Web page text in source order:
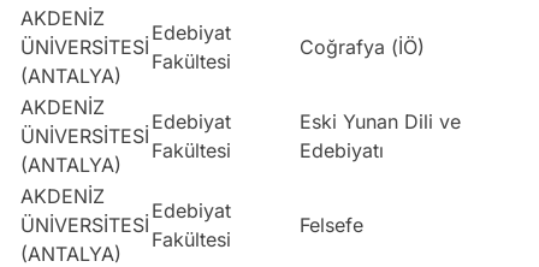
AKDENİZ
ÜNİVERSİTESİ
(ANTALYA)
Edebiyat
Fakültesi
Coğrafya (İÖ)
AKDENİZ
ÜNİVERSİTESİ
(ANTALYA)
Edebiyat
Fakültesi
Eski Yunan Dili ve
Edebiyatı
AKDENİZ
ÜNİVERSİTESİ
(ANTALYA)
Edebiyat
Fakültesi
Felsefe